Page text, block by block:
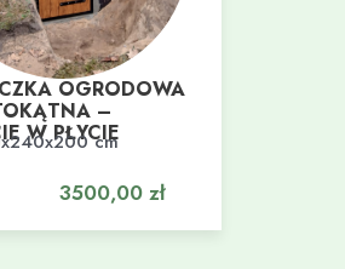
OGRODOWA
–
W PŁYCIE
cm
3500,00 zł
do koszyka